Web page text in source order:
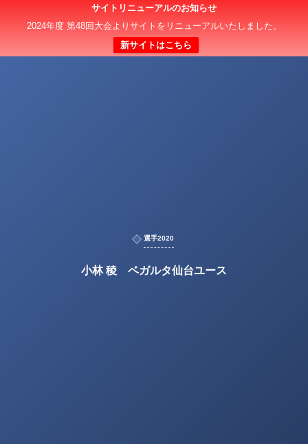
サイトリニューアルのお知らせ
2024年度 第48回大会よりサイトをリニューアルいたしました。
新サイトはこちら
選手2020
小林 稜 ベガルタ仙台ユース